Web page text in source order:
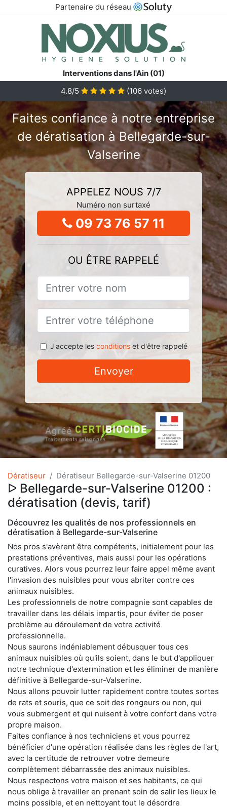
Partenaire du réseau
Interventions dans l'Ain (01)
4.8/5
(106 votes)
Faites confiance à notre entreprise
de dératisation à Bellegarde-sur-
Valserine
APPELEZ NOUS 7/7
Numéro non surtaxé
09 73 76 57 11
OU ÊTRE RAPPELÉ
J'accepte les conditionset d'être rappelé
Envoyer
Dératiseur Dératiseur Bellegarde-sur-Valserine 01200
ᐅ Bellegarde-sur-Valserine 01200 :
dératisation (devis, tarif)
Découvrez les qualités de nos professionnels en
dératisation à Bellegarde-sur-Valserine
Nos pros s'avèrent être compétents, initialement pour les
prestations préventives, mais aussi pour les opérations
curatives. Alors vous pourrez leur faire appel même avant
l'invasion des nuisibles pour vous abriter contre ces
animaux nuisibles.
Les professionnels de notre compagnie sont capables de
travailler dans les délais impartis, pour éviter de poser
problème au déroulement de votre activité
professionnelle.
Nous saurons indéniablement débusquer tous ces
animaux nuisibles où qu'ils soient, dans le but d'appliquer
notre technique d'extermination et les éliminer de manière
définitive à Bellegarde-sur-Valserine.
Nous allons pouvoir lutter rapidement contre toutes sortes
de rats et souris, que ce soit des rongeurs ou non, qui
vous submergent et qui nuisent à votre confort dans votre
propre maison.
Faites confiance à nos techniciens et vous pourrez
bénéficier d'une opération réalisée dans les règles de l'art,
avec la certitude de retrouver votre demeure
complètement débarrassée des animaux nuisibles.
Nous respectons votre maison et ses habitants, ce qui
nous oblige à travailler en prenant soin de salir les lieux le
moins possible, et en nettoyant tout le désordre